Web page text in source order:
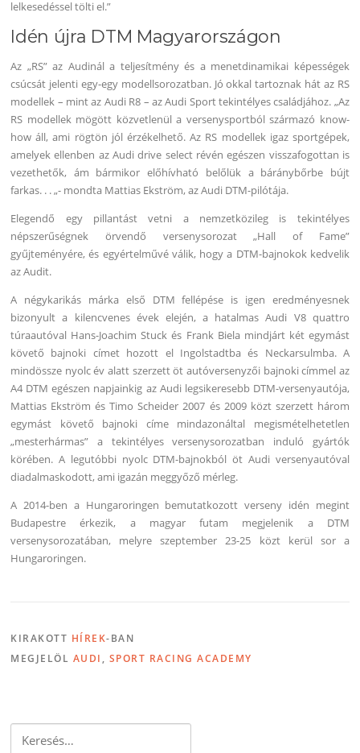
lelkesedéssel tölti el.”
Idén újra DTM Magyarországon
Az „RS” az Audinál a teljesítmény és a menetdinamikai képességek
csúcsát jelenti egy-egy modellsorozatban. Jó okkal tartoznak hát az RS
modellek – mint az Audi R8 – az Audi Sport tekintélyes családjához. „Az
RS modellek mögött közvetlenül a versenysportból származó know-
how áll, ami rögtön jól érzékelhető. Az RS modellek igaz sportgépek,
amelyek ellenben az Audi drive select révén egészen visszafogottan is
vezethetők, ám bármikor előhívható belőlük a báránybőrbe bújt
farkas. . . „- mondta Mattias Ekström, az Audi DTM-pilótája.
Elegendő egy pillantást vetni a nemzetközileg is tekintélyes
népszerűségnek örvendő versenysorozat „Hall of Fame”
gyűjteményére, és egyértelművé válik, hogy a DTM-bajnokok kedvelik
az Audit.
A négykarikás márka első DTM fellépése is igen eredményesnek
bizonyult a kilencvenes évek elején, a hatalmas Audi V8 quattro
túraautóval Hans-Joachim Stuck és Frank Biela mindjárt két egymást
követő bajnoki címet hozott el Ingolstadtba és Neckarsulmba. A
mindössze nyolc év alatt szerzett öt autóversenyzői bajnoki címmel az
A4 DTM egészen napjainkig az Audi legsikeresebb DTM-versenyautója,
Mattias Ekström és Timo Scheider 2007 és 2009 közt szerzett három
egymást követő bajnoki címe mindazonáltal megismételhetetlen
„mesterhármas” a tekintélyes versenysorozatban induló gyártók
körében. A legutóbbi nyolc DTM-bajnokból öt Audi versenyautóval
diadalmaskodott, ami igazán meggyőző mérleg.
A 2014-ben a Hungaroringen bemutatkozott verseny idén megint
Budapestre érkezik, a magyar futam megjelenik a DTM
versenysorozatában, melyre szeptember 23-25 közt kerül sor a
Hungaroringen.
KIRAKOTT HÍREK-BAN
MEGJELÖL AUDI , SPORT RACING ACADEMY